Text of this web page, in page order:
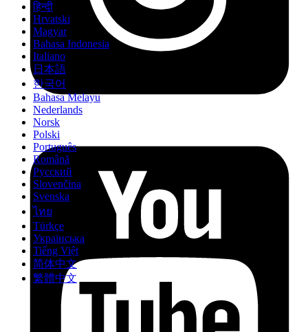
हिन्दी
Hrvatski
Magyar
Bahasa Indonesia
Italiano
日本語
한국어
Bahasa Melayu
Nederlands
Norsk
Polski
Português
Română
Русский
Slovenčina
Svenska
ไทย
Türkçe
Українська
Tiếng Việt
简体中文
繁體中文